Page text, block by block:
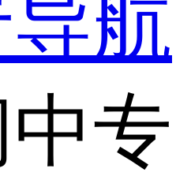
中专